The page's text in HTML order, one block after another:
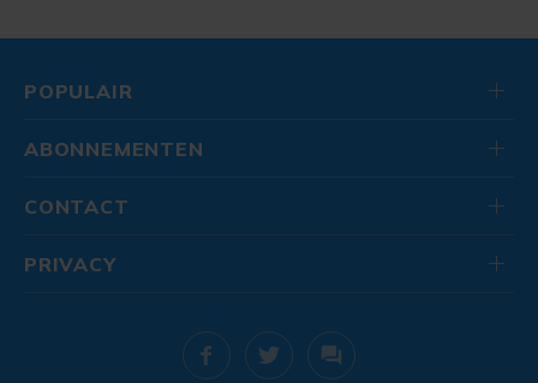
POPULAIR
ABONNEMENTEN
CONTACT
PRIVACY